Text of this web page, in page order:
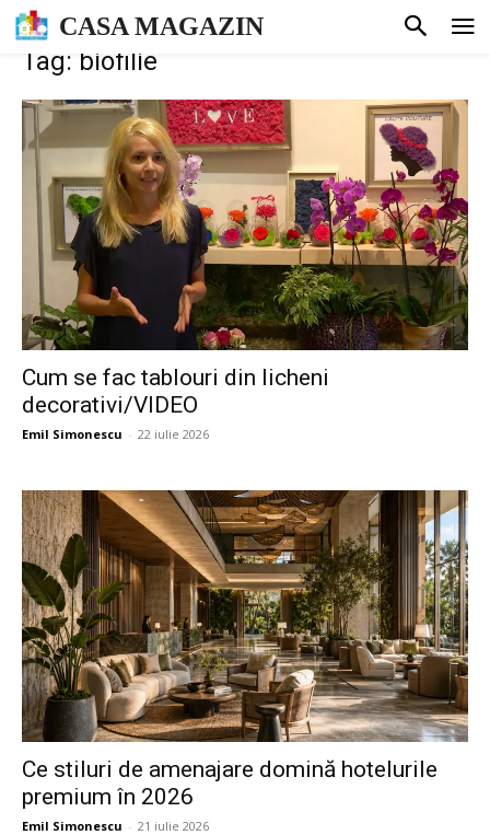
CASA MAGAZIN
Tag: biofilie
Cum se fac tablouri din licheni
decorativi/VIDEO
Emil Simonescu - 22 iulie 2026
Ce stiluri de amenajare domină hotelurile
premium în 2026
Emil Simonescu - 21 iulie 2026